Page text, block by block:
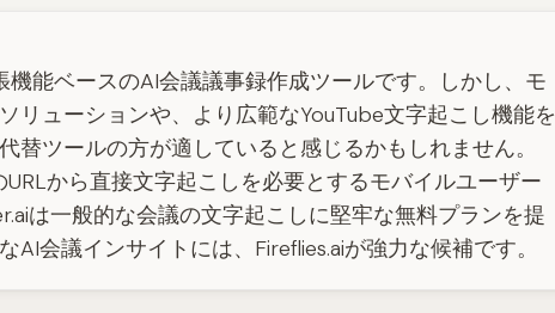
能ベースのAI会議議事録作成ツールです。しかし、モ
リューションや、より広範なYouTube文字起こし機能を
替ツールの方が適していると感じるかもしれません。
URLから直接文字起こしを必要とするモバイルユーザー
は一般的な会議の文字起こしに堅牢な無料プランを提
AI会議インサイトには、Fireflies.aiが強力な候補です。